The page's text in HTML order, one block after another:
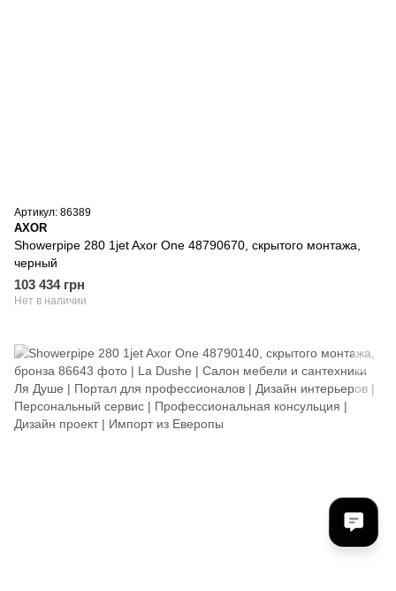
Артикул: 86389
AXOR
Showerpipe 280 1jet Axor One 48790670, скрытого монтажа,
черный
103 434 грн
Нет в наличии